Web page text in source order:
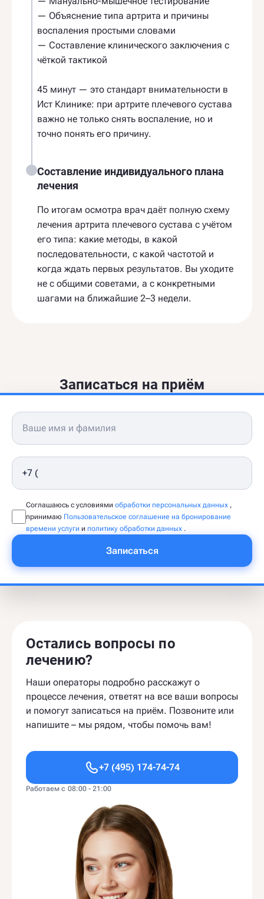
— Объяснение типа артрита и причины
воспаления простыми словами
— Составление клинического заключения с
чёткой тактикой
45 минут — это стандарт внимательности в
Ист Клинике: при артрите плечевого сустава
важно не только снять воспаление, но и
точно понять его причину.
Составление индивидуального плана
лечения
По итогам осмотра врач даёт полную схему
лечения артрита плечевого сустава с учётом
его типа: какие методы, в какой
последовательности, с какой частотой и
когда ждать первых результатов. Вы уходите
не с общими советами, а с конкретными
шагами на ближайшие 2–3 недели.
Записаться на приём
Соглашаюсь с условиями обработки персональных данных ,
принимаю Пользовательское соглашение на бронирование
времени услуги и политику обработки данных .
Записаться
Остались вопросы по
лечению?
Наши операторы подробно расскажут о
процессе лечения, ответят на все ваши вопросы
и помогут записаться на приём. Позвоните или
напишите – мы рядом, чтобы помочь вам!
+7 (495) 174-74-74
Работаем с 08:00 - 21:00